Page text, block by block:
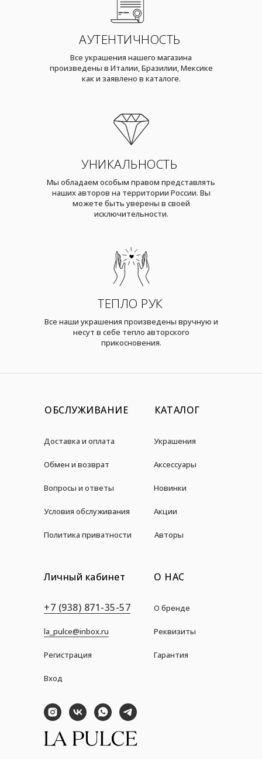
АУТЕНТИЧНОСТЬ
Все украшения нашего магазина
произведены в Италии, Бразилии, Мексике
как и заявлено в каталоге.
УНИКАЛЬНОСТЬ
Мы обладаем особым правом представлять
наших авторов на территории России. Вы
можете быть уверены в своей
исключительности.
ТЕПЛО РУК
Все наши украшения произведены вручную и
несут в себе тепло авторского
прикосновения.
ОБСЛУЖИВАНИЕ
Доставка и оплата
Обмен и возврат
Вопросы и ответы
КАТАЛОГ
Украшения
Аксессуары
Новинки
Акции
Условия обслуживания
Политика приватности
О НАС
О бренде
Авторы
Личный кабинет
Вход
+7 (938) 871-35-57
la_pulce@inbox.ru Реквизиты
Гарантия
Регистрация